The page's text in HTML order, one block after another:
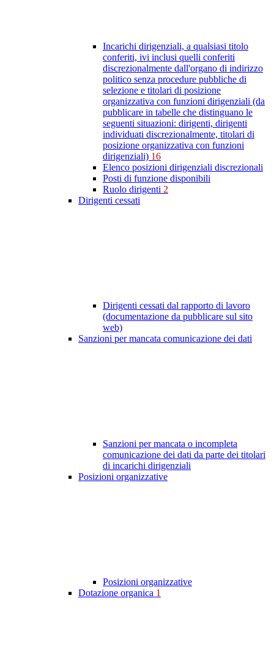
Incarichi dirigenziali, a qualsiasi titolo
conferiti, ivi inclusi quelli conferiti
discrezionalmente dall'organo di indirizzo
politico senza procedure pubbliche di
selezione e titolari di posizione
organizzativa con funzioni dirigenziali (da
pubblicare in tabelle che distinguano le
seguenti situazioni: dirigenti, dirigenti
individuati discrezionalmente, titolari di
posizione organizzativa con funzioni
dirigenziali) 16
Elenco posizioni dirigenziali discrezionali
Posti di funzione disponibili
Ruolo dirigenti 2
Dirigenti cessati
Dirigenti cessati dal rapporto di lavoro
(documentazione da pubblicare sul sito
web)
Sanzioni per mancata comunicazione dei dati
Sanzioni per mancata o incompleta
comunicazione dei dati da parte dei titolari
di incarichi dirigenziali
Posizioni organizzative
Posizioni organizzative
Dotazione organica 1